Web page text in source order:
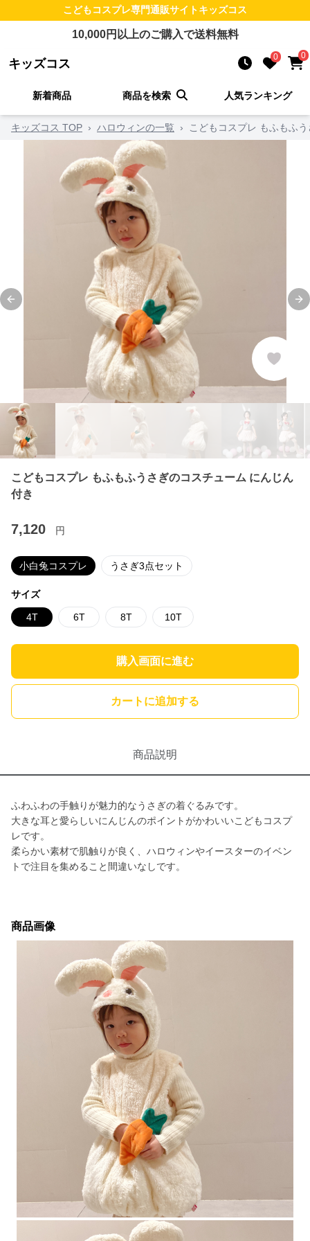
こどもコスプレ専門通販サイトキッズコス
10,000円以上のご購入で送料無料
キッズコス 0 0
新着商品 商品を検索 人気ランキング
キッズコス TOP › ハロウィンの一覧 › こどもコスプレ もふもふ
Previous slide
こどもコスプレ もふもふうさぎのコスチューム にんじん
付き
7,120 円
小白兔コスプレ うさぎ3点セット
サイズ
4T 6T 8T 10T
購入画面に進む
カートに追加する
商品説明
ふわふわの手触りが魅力的なうさぎの着ぐるみです。
大きな耳と愛らしいにんじんのポイントがかわいいこどもコスプ
レです。
柔らかい素材で肌触りが良く、ハロウィンやイースターのイベン
トで注目を集めること間違いなしです。
商品画像